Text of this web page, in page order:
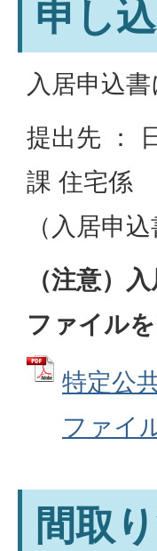
申し
入居申込
提出先 ：
課 住宅係
（入居申
（注意）
ファイル
特定公
ファイ
間取